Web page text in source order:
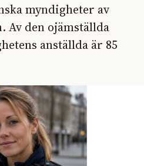
myndigheter av
Av den ojämställda
anställda är 85